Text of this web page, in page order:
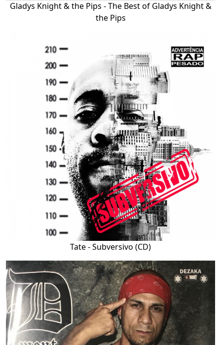
Gladys Knight & the Pips - The Best of Gladys Knight &
the Pips
Tate - Subversivo (CD)